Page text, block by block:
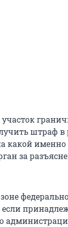
штраф в
какой именно
за
если